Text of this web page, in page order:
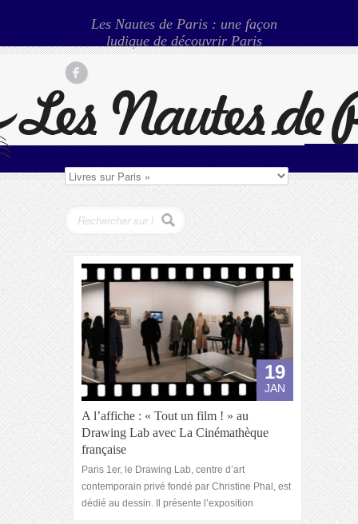
Les Nautes de Paris : une façon
ludique de découvrir Paris
19
JAN
A l’affiche : « Tout un film ! » au
Drawing Lab avec La Cinémathèque
française
Paris 1er, le Drawing Lab, centre d’art
contemporain privé fondé par Christine Phal, est
dédié au dessin. Il présente l’exposition